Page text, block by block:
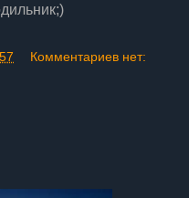
Комментариев нет: